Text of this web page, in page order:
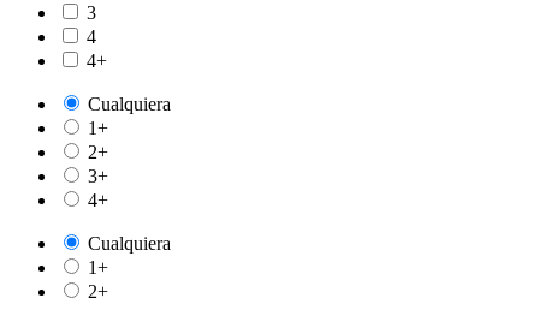
3
4
4+
Cualquiera
1+
2+
3+
4+
Cualquiera
1+
2+